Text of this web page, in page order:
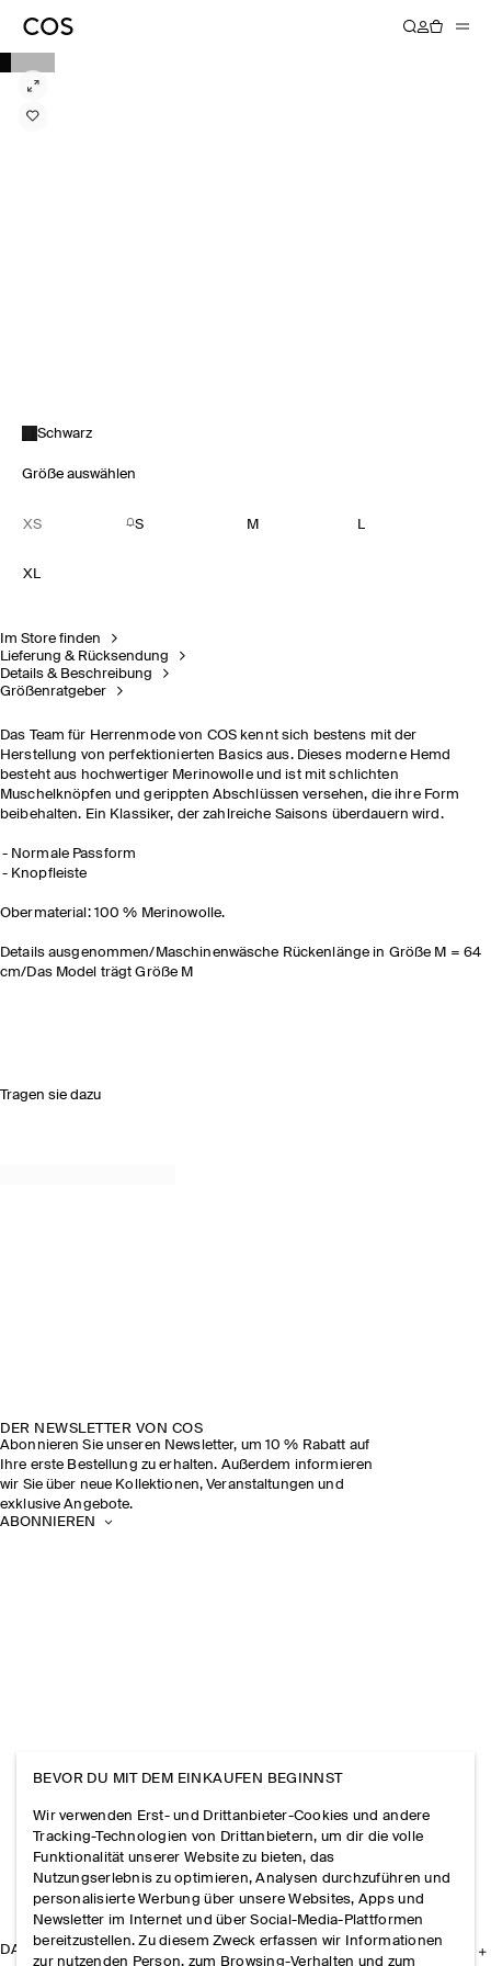
Schwarz
Größe auswählen
XS S M L
XL
Im Store finden
Lieferung & Rücksendung
Details & Beschreibung
Größenratgeber
Das Team für Herrenmode von COS kennt sich bestens mit der
Herstellung von perfektionierten Basics aus. Dieses moderne Hemd
besteht aus hochwertiger Merinowolle und ist mit schlichten
Muschelknöpfen und gerippten Abschlüssen versehen, die ihre Form
beibehalten. Ein Klassiker, der zahlreiche Saisons überdauern wird.
Normale Passform
Knopfleiste
Obermaterial: 100 % Merinowolle.
Details ausgenommen/Maschinenwäsche Rückenlänge in Größe M = 64
cm/Das Model trägt Größe M
Tragen sie dazu
DER NEWSLETTER VON COS
Abonnieren Sie unseren Newsletter, um 10 % Rabatt auf
Ihre erste Bestellung zu erhalten. Außerdem informieren
wir Sie über neue Kollektionen, Veranstaltungen und
exklusive Angebote.
ABONNIEREN
DAS UNTERNEHMEN
BEVOR DU MIT DEM EINKAUFEN BEGINNST
Wir verwenden Erst- und Drittanbieter-Cookies und andere
Tracking-Technologien von Drittanbietern, um dir die volle
Funktionalität unserer Website zu bieten, das
Nutzungserlebnis zu optimieren, Analysen durchzuführen und
personalisierte Werbung über unsere Websites, Apps und
Newsletter im Internet und über Social-Media-Plattformen
bereitzustellen. Zu diesem Zweck erfassen wir Informationen
zur nutzenden Person, zum Browsing-Verhalten und zum